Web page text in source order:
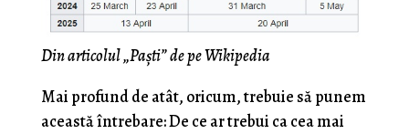
Din articolul „Paști” de pe Wikipedia
Mai profund de atât, oricum, trebuie să punem
această întrebare: De ce ar trebui ca cea mai